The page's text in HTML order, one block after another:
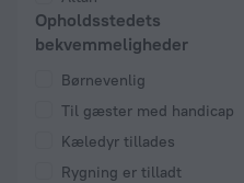
Opholdsstedets
bekvemmeligheder
Børnevenlig
Til gæster med handicap
Kæledyr tillades
Rygning er tilladt